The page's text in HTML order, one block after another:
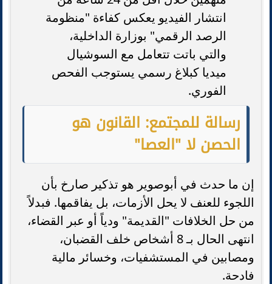
انتشار الفيديو يعكس كفاءة "منظومة
الرصد الرقمي" بوزارة الداخلية،
والتي باتت تتعامل مع السوشيال
ميديا كبلاغ رسمي يستوجب الفحص
الفوري.
رسالة للمجتمع: القانون هو
الحصن لا "العصا"
إن ما حدث في أبوصوير هو تذكير صارخ بأن
اللجوء للعنف لا يحل الأزمات، بل يفاقمها. فبدلاً
من حل الخلافات "القديمة" ودياً أو عبر القضاء،
انتهى الحال بـ 8 أشخاص خلف القضبان،
ومصابين في المستشفيات، وخسائر مالية
فادحة.